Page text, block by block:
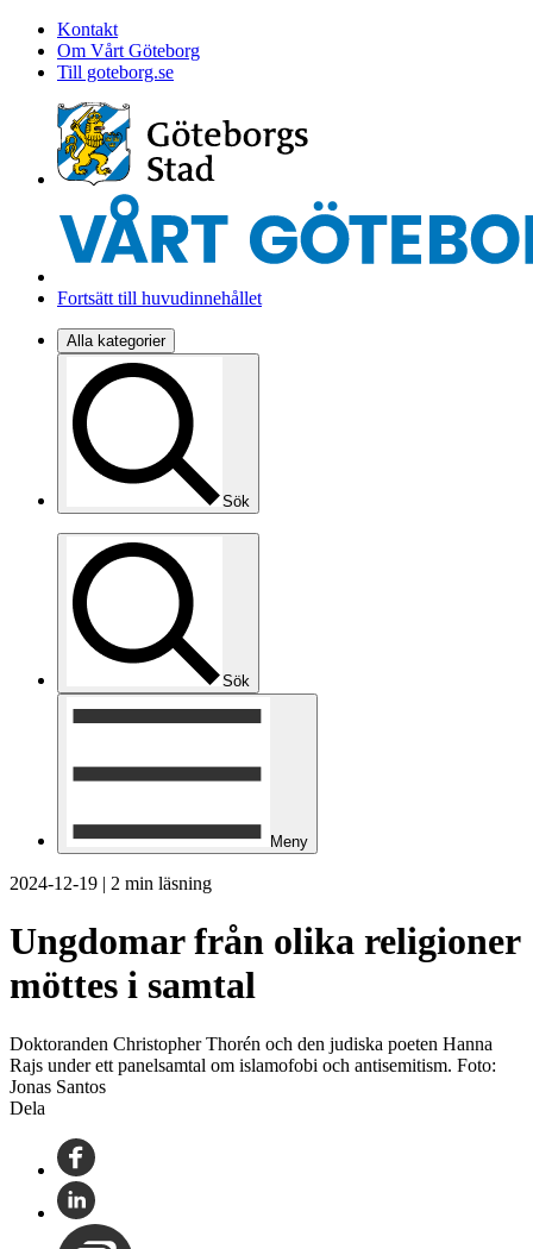
Kontakt
Om Vårt Göteborg
Till goteborg.se
Fortsätt till huvudinnehållet
Alla kategorier
Sök
Sök
Meny
2024-12-19 | 2 min läsning
Ungdomar från olika religioner
möttes i samtal
Doktoranden Christopher Thorén och den judiska poeten Hanna
Rajs under ett panelsamtal om islamofobi och antisemitism. Foto:
Jonas Santos
Dela